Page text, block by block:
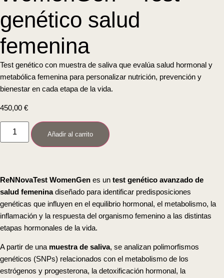
genético salud
femenina
Test genético con muestra de saliva que evalúa salud hormonal y
metabólica femenina para personalizar nutrición, prevención y
bienestar en cada etapa de la vida.
450,00 €
Añadir al carrito
ReNNovaTest WomenGen es un test genético avanzado de
salud femeninadiseñado para identificar predisposiciones
genéticas que influyen en el equilibrio hormonal, el metabolismo, la
inflamación y la respuesta del organismo femenino a las distintas
etapas hormonales de la vida.
A partir de una muestra de saliva, se analizan polimorfismos
genéticos (SNPs) relacionados con el metabolismo de los
estrógenos y progesterona, la detoxificación hormonal, la